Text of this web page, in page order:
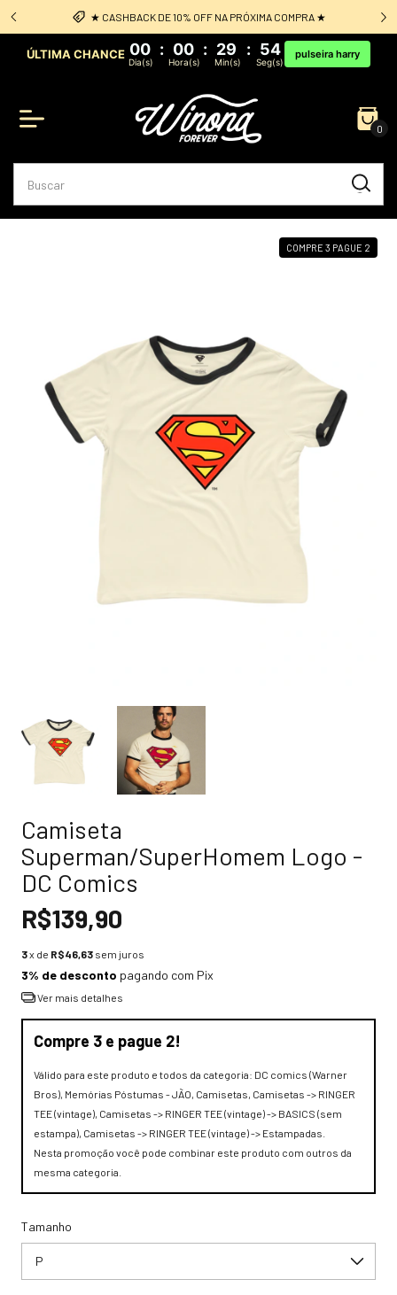
Frete Grátis: acima de R$349 sul e sudeste
ÚLTIMA CHANCE 00 : 00 : 29 : 54
Dia(s) Hora(s) Min(s) Seg(s)
pulseira harry
0
COMPRE 3 PAGUE 2
Camiseta
Superman/SuperHomem Logo -
DC Comics
R$139,90
3x de R$46,63 sem juros
3% de desconto pagando com Pix
Ver mais detalhes
Compre 3 e pague 2!
Válido para este produto e todos da categoria: DC comics (Warner
Bros), Memórias Póstumas - JÃO, Camisetas, Camisetas -> RINGER
TEE (vintage), Camisetas -> RINGER TEE (vintage) -> BASICS (sem
estampa), Camisetas -> RINGER TEE (vintage) -> Estampadas.
Nesta promoção você pode combinar este produto com outros da
mesma categoria.
Tamanho